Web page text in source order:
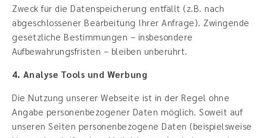
Zweck für die Datenspeicherung entfällt (z.B. nach
abgeschlossener Bearbeitung Ihrer Anfrage). Zwingende
gesetzliche Bestimmungen – insbesondere
Aufbewahrungsfristen – bleiben unberührt.
4. Analyse Tools und Werbung
Die Nutzung unserer Webseite ist in der Regel ohne
Angabe personenbezogener Daten möglich. Soweit auf
unseren Seiten personenbezogene Daten (beispielsweise